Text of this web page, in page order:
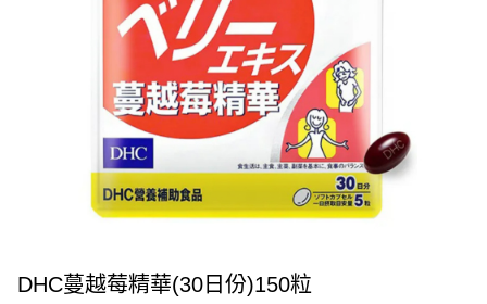
DHC蔓越莓精華(30日份)150粒